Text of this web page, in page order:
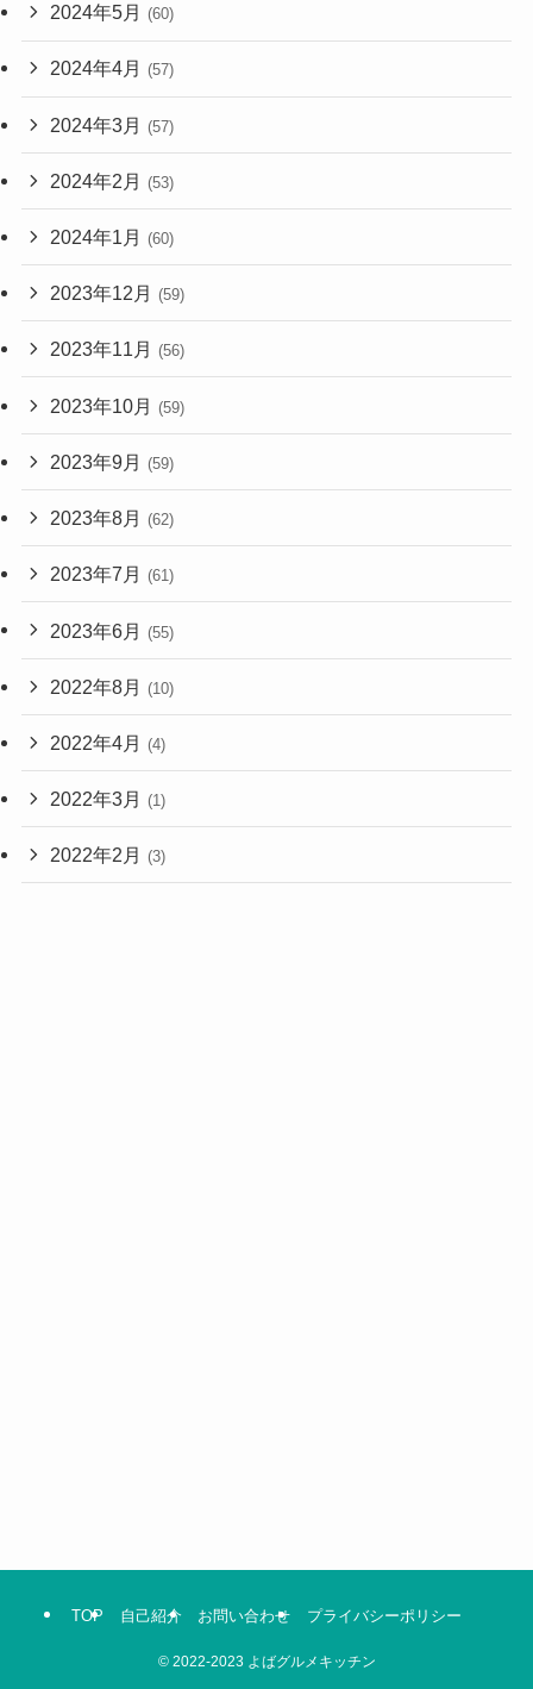
2024年5月 (60)
2024年4月 (57)
2024年3月 (57)
2024年2月 (53)
2024年1月 (60)
2023年12月 (59)
2023年11月 (56)
2023年10月 (59)
2023年9月 (59)
2023年8月 (62)
2023年7月 (61)
2023年6月 (55)
2022年8月 (10)
2022年4月 (4)
2022年3月 (1)
2022年2月 (3)
TOP 自己紹介 お問い合わせ プライバシーポリシー
©2022-2023 よばグルメキッチン